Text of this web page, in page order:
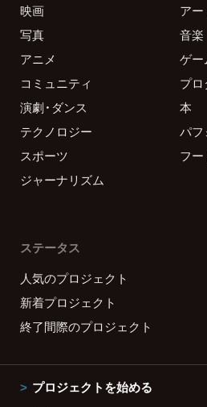
映画
アー
写真
音楽
アニメ
ゲー
コミュニティ
プロ
演劇・ダンス
本
テクノロジー
パフ
スポーツ
フー
ジャーナリズム
ステータス
人気のプロジェクト
新着プロジェクト
終了間際のプロジェクト
プロジェクトを始める